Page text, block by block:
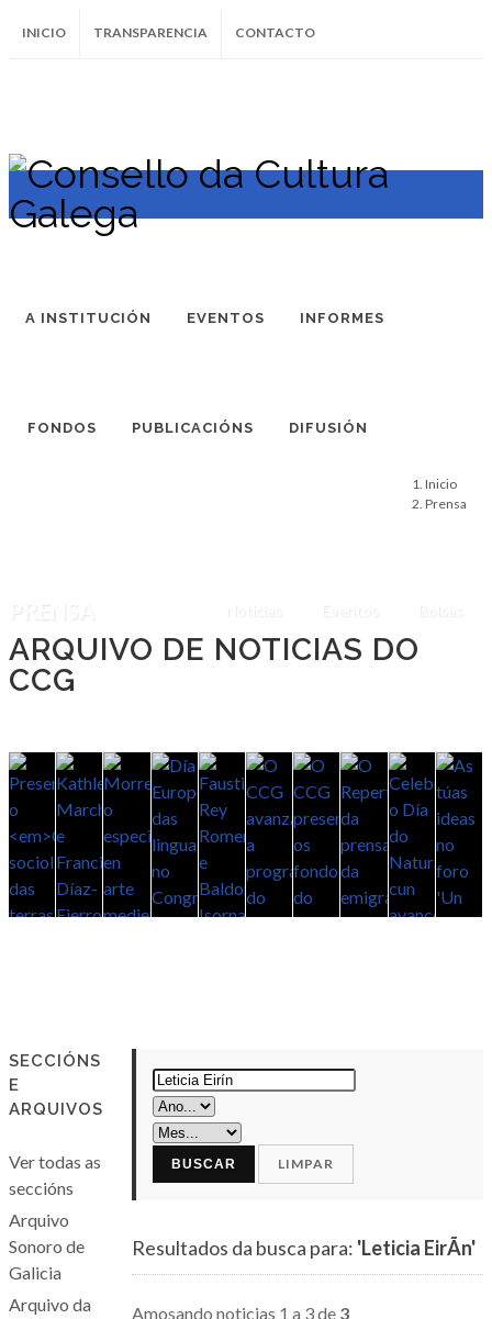
INICIO TRANSPARENCIA CONTACTO
InstagramFacebookTwitter Soundcloud
Youtube
A INSTITUCIÓN EVENTOS INFORMES
FONDOS PUBLICACIÓNS DIFUSIÓN
PRENSA
ARQUIVO DE NOTICIAS DO
CCG
Inicio
Prensa
SECCIÓNS
E
ARQUIVOS
Ver todas as
seccións
Arquivo
Sonoro de
Galicia
Arquivo da
BUSCAR LIMPAR
Resultados da busca para: 'Leticia EirÃ­n'
Amosando noticias 1 a 3 de 3